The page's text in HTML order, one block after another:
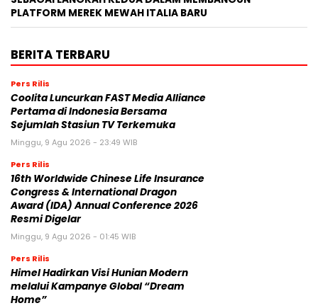
PLATFORM MEREK MEWAH ITALIA BARU
BERITA TERBARU
Pers Rilis
Coolita Luncurkan FAST Media Alliance
Pertama di Indonesia Bersama
Sejumlah Stasiun TV Terkemuka
Minggu, 9 Agu 2026 - 23:49 WIB
Pers Rilis
16th Worldwide Chinese Life Insurance
Congress & International Dragon
Award (IDA) Annual Conference 2026
Resmi Digelar
Minggu, 9 Agu 2026 - 01:45 WIB
Pers Rilis
Himel Hadirkan Visi Hunian Modern
melalui Kampanye Global “Dream
Home”